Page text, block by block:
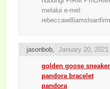
melalui e-mel:
jasonbob, January 20, 2021
golden goose
pandora bracelet
pandora